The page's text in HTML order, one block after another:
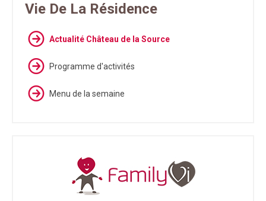
Vie De La Résidence
Actualité Château de la Source
Programme d'activités
Menu de la semaine